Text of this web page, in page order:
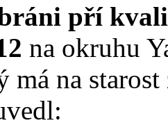
pří
na okruhu
má na